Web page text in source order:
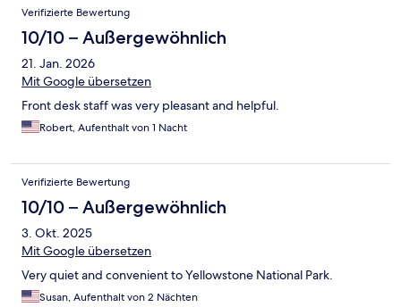
Verifizierte Bewertung
10/10 – Außergewöhnlich
21. Jan. 2026
Mit Google übersetzen
Front desk staff was very pleasant and helpful.
Robert, Aufenthalt von 1 Nacht
Verifizierte Bewertung
10/10 – Außergewöhnlich
3. Okt. 2025
Mit Google übersetzen
Very quiet and convenient to Yellowstone National Park.
Susan, Aufenthalt von 2 Nächten